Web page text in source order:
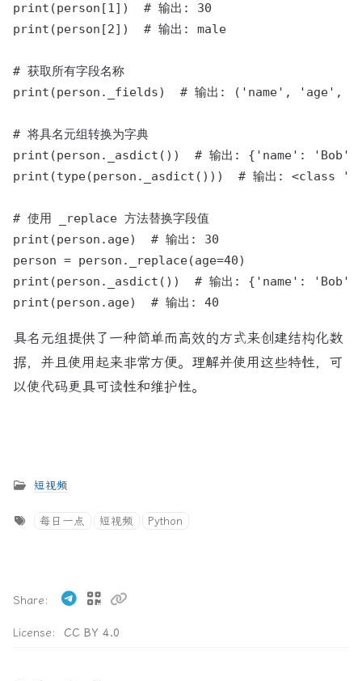
print(person[1])  # 输出: 30
print(person[2])  # 输出: male
# 获取所有字段名称
print(person._fields)  # 输出: ('name', 'age',
# 将具名元组转换为字典
print(person._asdict())  # 输出: {'name':
print(type(person._asdict()))  # 输出: <class
# 使用 _replace 方法替换字段值
print(person.age)  # 输出: 30
person = person._replace(age=40)
print(person._asdict())  # 输出: {'name':
具名元组提供了一种简单而高效的方式来创建结构化数
据，并且使用起来非常方便。理解并使用这些特性，可
以使代码更具可读性和维护性。
短视频
每日一点 短视频 Python
License: CC BY 4.0
Share